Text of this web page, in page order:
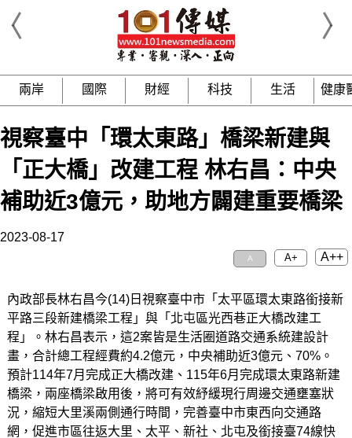
兩岸 國際 財經 科技 生活 健康
視察臺中「環太東路」橋梁新建與
「正大橋」改建工程 林右昌：中央
補助近3億元，助地方闢建重要橋梁
2023-08-17
A A+ A++
內政部長林右昌今(14)日視察臺中市「太平區環太東路銜接新
平路三段新建橋梁工程」與「北屯區光西巷正大橋改建工
程」。林右昌表示，這2案皆是生活圈道路交通系統建設計
畫，合計總工程經費約4.2億元，中央補助近3億元、70%。
預計114年7月完成正大橋改建、115年6月完成環太東路新建
橋梁，兩座橋梁啟用後，將可有效紓緩現行周邊交通壅塞狀
況，縮短大里溪兩側通行時間，完善臺中市東西向交通路
網，促進市區往返大里、太平、新社、北屯及銜接臺74線快